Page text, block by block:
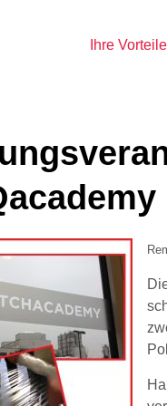
Ihre Vorteile